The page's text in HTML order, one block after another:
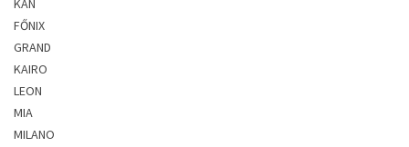
KAN
FŐNIX
GRAND
KAIRO
LEON
MIA
MILANO